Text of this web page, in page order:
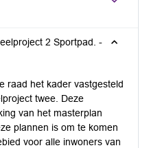
2 Sportpad. -
raad het kader vastgesteld
twee. Deze
van het masterplan
plannen is om te komen
voor alle inwoners van